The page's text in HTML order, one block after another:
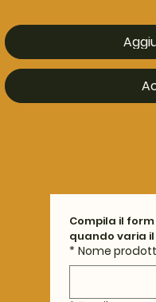
Compila il
quando varia
* Nome